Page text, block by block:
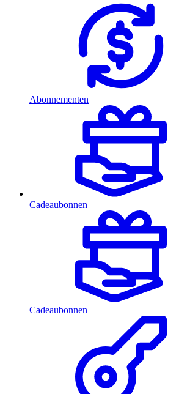
Abonnementen
Cadeaubonnen
Cadeaubonnen